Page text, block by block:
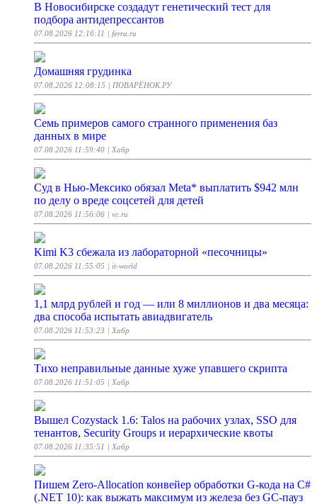
В Новосибирске создадут генетический тест для
подбора антидепрессантов
07.08.2026 12:16:11 | ferra.ru
Домашняя грудинка
07.08.2026 12:08:15 | ПОВАРЁНОК.РУ
Семь примеров самого странного применения баз
данных в мире
07.08.2026 11:59:40 | Хабр
Суд в Нью-Мексико обязал Meta* выплатить $942 млн
по делу о вреде соцсетей для детей
07.08.2026 11:56:06 | vc.ru
Kimi K3 сбежала из лабораторной «песочницы»
07.08.2026 11:55:05 | it-world
1,1 млрд рублей и год — или 8 миллионов и два месяца:
два способа испытать авиадвигатель
07.08.2026 11:53:23 | Хабр
Тихо неправильные данные хуже упавшего скрипта
07.08.2026 11:51:05 | Хабр
Вышел Cozystack 1.6: Talos на рабочих узлах, SSO для
тенантов, Security Groups и иерархические квоты
07.08.2026 11:35:51 | Хабр
Пишем Zero‑Allocation конвейер обработки G‑кода на C#
(.NET 10): как выжать максимум из железа без GC‑пауз